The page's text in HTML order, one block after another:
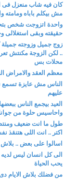
كان فيه شاب منعزل فى
مش بيكلم باباه ومامته
واحدة اتزوجت شخص
حقيقته وبقى استغلالى
.. لكن الزوجة مكنتش
محلات بس
معظم العقد والامراض
الناس مش عايزة تسمع
عليهم
العيد بيجمع الناس
واحاسيس حلوة من
طول ما انت ضعيف
اكتر .. انت اللى
اسالوا على بعض ..
الى كل انسان ليس
يحب الحياة
من فضلك بلاش الايام